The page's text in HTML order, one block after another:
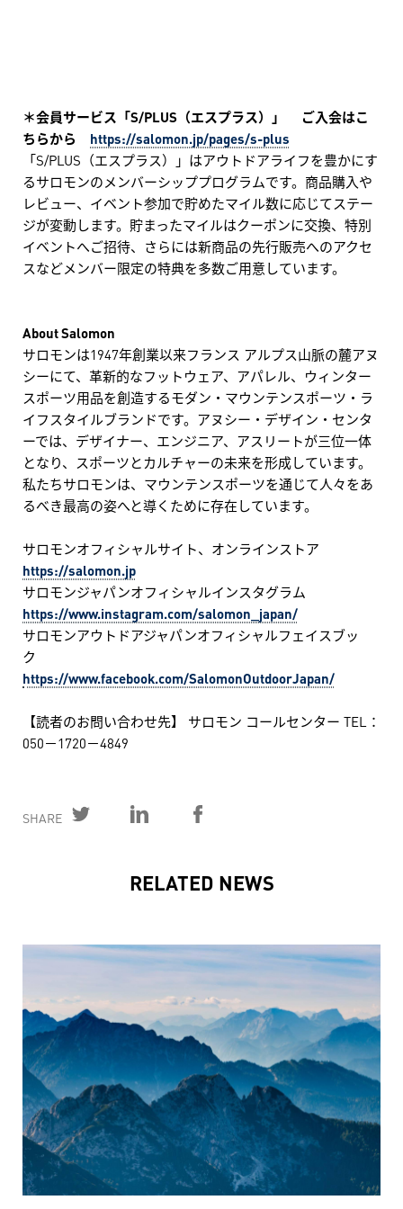
＊会員サービス「S/PLUS（エスプラス）」 ご入会はこ
ちらから https://salomon.jp/pages/s-plus
「S/PLUS（エスプラス）」はアウトドアライフを豊かにす
るサロモンのメンバーシッププログラムです。商品購入や
レビュー、イベント参加で貯めたマイル数に応じてステー
ジが変動します。貯まったマイルはクーポンに交換、特別
イベントへご招待、さらには新商品の先行販売へのアクセ
スなどメンバー限定の特典を多数ご用意しています。
About Salomon
サロモンは1947年創業以来フランス アルプス山脈の麓アヌ
シーにて、革新的なフットウェア、アパレル、ウィンター
スポーツ用品を創造するモダン・マウンテンスポーツ・ラ
イフスタイルブランドです。アヌシー・デザイン・センタ
ーでは、デザイナー、エンジニア、アスリートが三位一体
となり、スポーツとカルチャーの未来を形成しています。
私たちサロモンは、マウンテンスポーツを通じて人々をあ
るべき最高の姿へと導くために存在しています。
サロモンオフィシャルサイト、オンラインストア
https://salomon.jp
サロモンジャパンオフィシャルインスタグラム
https://www.instagram.com/salomon_japan/
サロモンアウトドアジャパンオフィシャルフェイスブッ
ク
https://www.facebook.com/SalomonOutdoorJapan/
【読者のお問い合わせ先】 サロモン コールセンター TEL：
050－1720－4849
SHARE
RELATED NEWS